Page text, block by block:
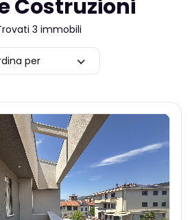
Costruzioni
3 immobili
per